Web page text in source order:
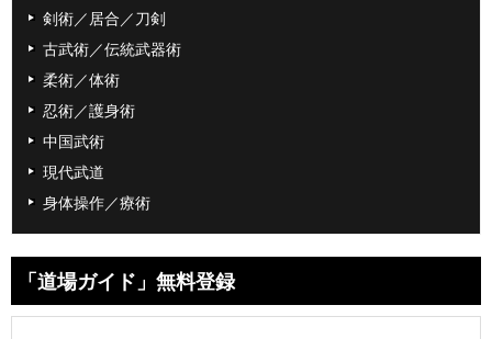
剣術／居合／刀剣
古武術／伝統武器術
柔術／体術
忍術／護身術
中国武術
現代武道
身体操作／療術
「道場ガイド」無料登録